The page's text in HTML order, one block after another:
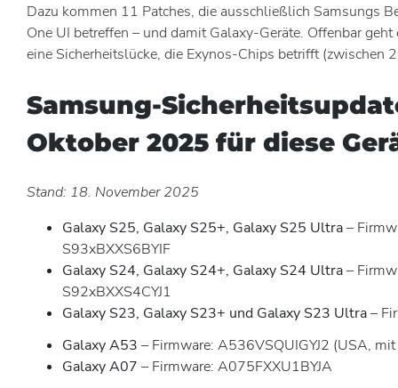
Dazu kommen 11 Patches, die ausschließlich Samsungs
One UI betreffen – und damit Galaxy-Geräte. Offenbar
eine Sicherheitslücke, die Exynos-Chips betrifft (zwischen
Samsung-
Oktober 2025 für diese
Stand: 18. November 2025
Galaxy S25, Galaxy S25+, Galaxy S25 Ultra–
S93xBXXS6BYIF
Galaxy S24, Galaxy S24+, Galaxy S24 Ultra–
S92xBXXS4CYJ1
Galaxy S23, Galaxy S23+ und Galaxy S23 Ultra–
Galaxy A53 – Firmware: A536VSQUIGYJ2 (USA,
Galaxy A07 – Firmware: A075FXXU1BYJA